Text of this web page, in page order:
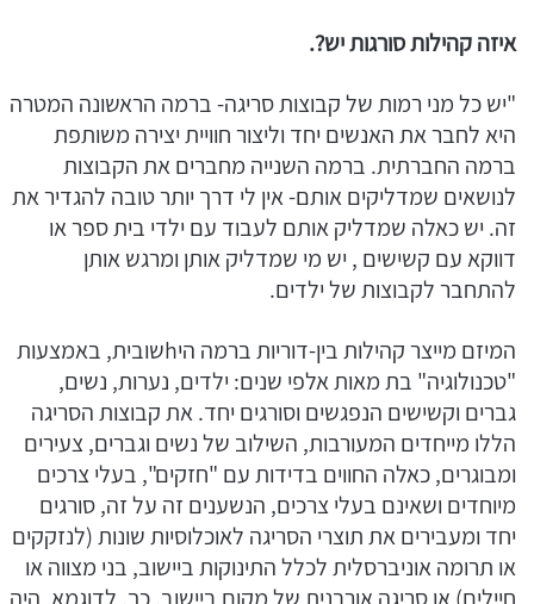
איזה קהילות סורגות יש?.
"יש כל מני רמות של קבוצות סריגה- ברמה הראשונה המטרה
היא לחבר את האנשים יחד וליצור חוויית יצירה משותפת
ברמה החברתית. ברמה השנייה מחברים את הקבוצות
לנושאים שמדליקים אותם- אין לי דרך יותר טובה להגדיר את
זה. יש כאלה שמדליק אותם לעבוד עם ילדי בית ספר או
דווקא עם קשישים , יש מי שמדליק אותן ומרגש אותן
להתחבר לקבוצות של ילדים.
המיזם מייצר קהילות בין-דוריות ברמה היhשובית, באמצעות
"טכנולוגיה" בת מאות אלפי שנים: ילדים, נערות, נשים,
גברים וקשישים הנפגשים וסורגים יחד. את קבוצות הסריגה
הללו מייחדים המעורבות, השילוב של נשים וגברים, צעירים
ומבוגרים, כאלה החווים בדידות עם "חזקים", בעלי צרכים
מיוחדים ושאינם בעלי צרכים, הנשענים זה על זה, סורגים
יחד ומעבירים את תוצרי הסריגה לאוכלוסיות שונות (לנזקקים
או תרומה אוניברסלית לכלל התינוקות ביישוב, בני מצווה או